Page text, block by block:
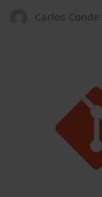
Carlos Conde